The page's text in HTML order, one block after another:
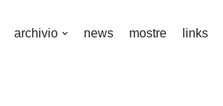
archivio news mostre links